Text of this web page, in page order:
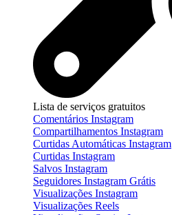
Lista de serviços gratuitos
Comentários Instagram
Compartilhamentos Instagram
Curtidas Automáticas Instagram
Curtidas Instagram
Salvos Instagram
Seguidores Instagram Grátis
Visualizações Instagram
Visualizações Reels